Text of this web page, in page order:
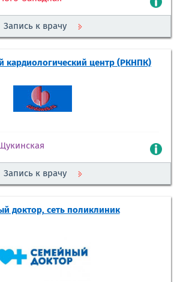
Запись к врачу
кардиологический центр (РКНПК)
Щукинская
Запись к врачу
доктор, сеть поликлиник